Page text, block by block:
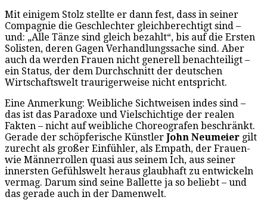
Mit einigem Stolz stellte er dann fest, dass in seiner
Compagnie die Geschlechter gleichberechtigt sind –
und: „Alle Tänze sind gleich bezahlt“, bis auf die Ersten
Solisten, deren Gagen Verhandlungssache sind. Aber
auch da werden Frauen nicht generell benachteiligt –
ein Status, der dem Durchschnitt der deutschen
Wirtschaftswelt traurigerweise nicht entspricht.
Eine Anmerkung: Weibliche Sichtweisen indes sind –
das ist das Paradoxe und Vielschichtige der realen
Fakten – nicht auf weibliche Choreografen beschränkt.
Gerade der schöpferische Künstler John Neumeier gilt
zurecht als großer Einfühler, als Empath, der Frauen-
wie Männerrollen quasi aus seinem Ich, aus seiner
innersten Gefühlswelt heraus glaubhaft zu entwickeln
vermag. Darum sind seine Ballette ja so beliebt – und
das gerade auch in der Damenwelt.